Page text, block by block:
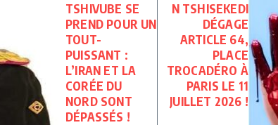
TSHIVUBE SE
PREND POUR UN
TOUT-
PUISSANT :
L’IRAN ET LA
CORÉE DU
NORD SONT
DÉPASSÉS !
N TSHISEKEDI
DÉGAGE
ARTICLE 64,
PLACE
TROCADÉRO À
PARIS LE 11
JUILLET 2026 !